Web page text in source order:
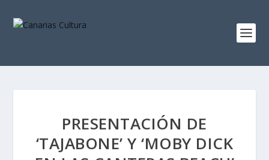
PRESENTACIÓN DE
‘TAJABONE’ Y ‘MOBY DICK